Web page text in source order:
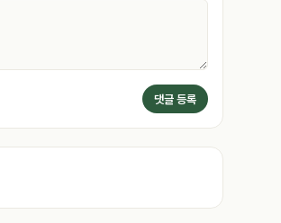
댓글 등록